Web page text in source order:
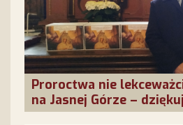
Proroctwa nie
na Jasnej Górze –
obecność!